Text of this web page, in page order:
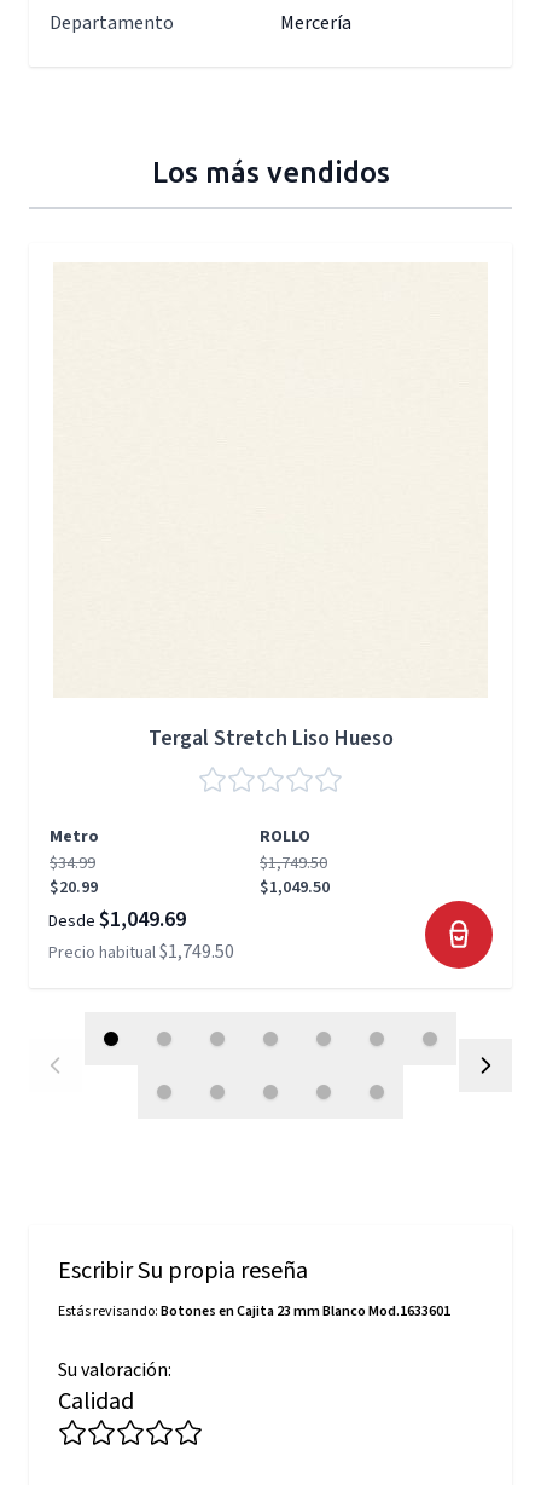
Departamento Mercería
Los más vendidos
Tergal Stretch Liso Hueso
Metro
ROLLO
$34.99
$20.99
$1,749.50
$1,049.50
Desde $1,049.69
Precio habitual$1,749.50
Escribir Su propia reseña
Estás revisando:Botones en Cajita 23 mm Blanco Mod.1633601
Su valoración:
Calidad